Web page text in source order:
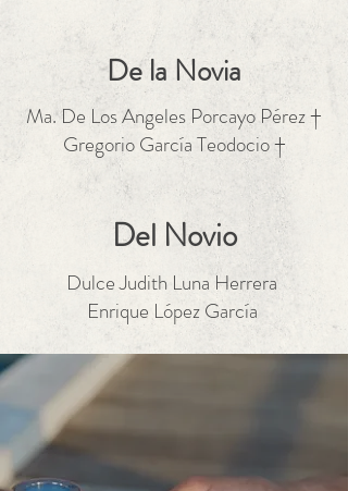
De la Novia
Ma. De Los Angeles Porcayo Pérez †
Gregorio García Teodocio †
Del Novio
Dulce Judith Luna Herrera
Enrique López García